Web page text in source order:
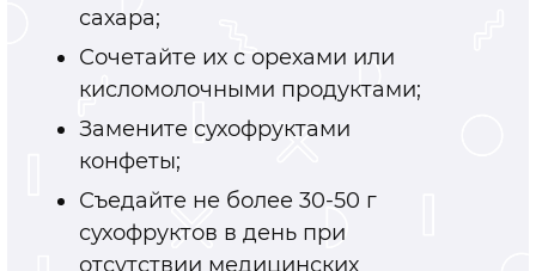
сахара;
Сочетайте их с орехами или
кисломолочными продуктами;
Замените сухофруктами
конфеты;
Съедайте не более 30-50 г
сухофруктов в день при
отсутствии медицинских